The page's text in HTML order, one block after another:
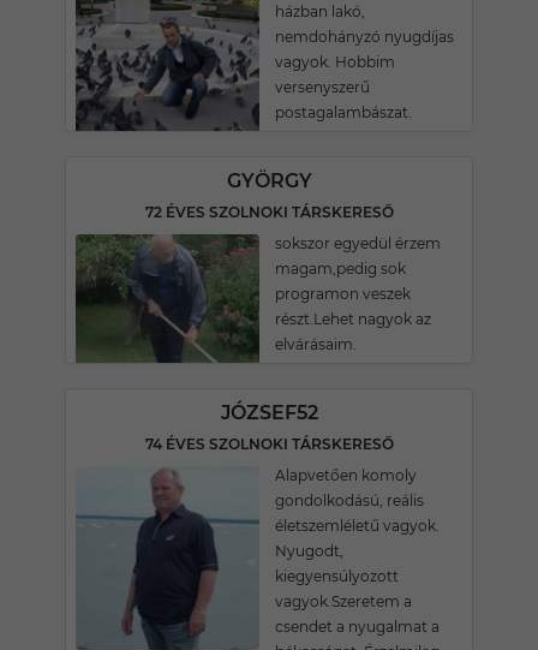
házban lakó,
nemdohányzó nyugdíjas
vagyok. Hobbim
versenyszerű
postagalambászat.
GYÖRGY
72 ÉVES SZOLNOKI TÁRSKERESŐ
sokszor egyedül érzem
magam,pedig sok
programon veszek
részt.Lehet nagyok az
elvárásaim.
JÓZSEF52
74 ÉVES SZOLNOKI TÁRSKERESŐ
Alapvetően komoly
gondolkodású, reális
életszemléletű vagyok.
Nyugodt,
kiegyensúlyozott
vagyok.Szeretem a
csendet a nyugalmat a